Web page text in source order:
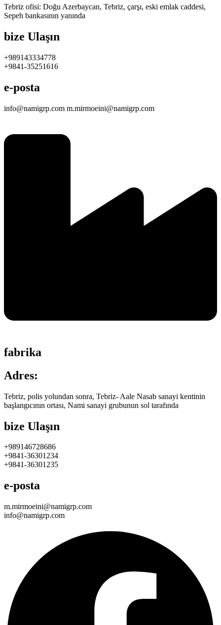
Tebriz ofisi: Doğu Azerbaycan, Tebriz, çarşı, eski emlak caddesi,
Sepeh bankasının yanında
bize Ulaşın
+989143334778
+9841-35251616
e-posta
info@namigrp.com m.mirmoeini@namigrp.com
fabrika
Adres:
Tebriz, polis yolundan sonra, Tebriz- Aale Nasab sanayi kentinin
başlangıcının ortası, Nami sanayi grubunun sol tarafında
bize Ulaşın
+989146728686
+9841-36301234
+9841-36301235
e-posta
m.mirmoeini@namigrp.com
info@namigrp.com